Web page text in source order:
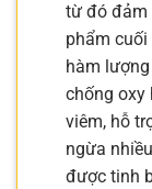
từ đó đảm
phẩm
hàm
chống oxy
viêm, hỗ
ngừa
được tinh